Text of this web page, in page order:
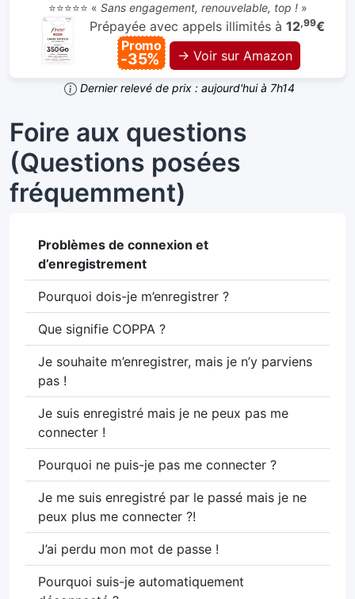
⭐⭐⭐⭐⭐ « Sans engagement, renouvelable, top !»
Prépayée avec appels illimités à 12,99€
Promo
-35% → Voir sur Amazon
Dernier relevé de prix : aujourd'hui à 7h14
Foire aux questions
(Questions posées
fréquemment)
Problèmes de connexion et
d’enregistrement
Pourquoi dois-je m’enregistrer ?
Que signifie COPPA ?
Je souhaite m’enregistrer, mais je n’y parviens
pas !
Je suis enregistré mais je ne peux pas me
connecter !
Pourquoi ne puis-je pas me connecter ?
Je me suis enregistré par le passé mais je ne
peux plus me connecter ?!
J’ai perdu mon mot de passe !
Pourquoi suis-je automatiquement